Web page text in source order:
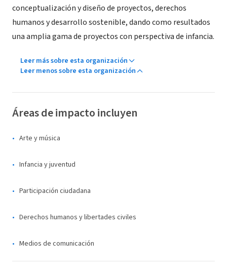
conceptualización y diseño de proyectos, derechos
humanos y desarrollo sostenible, dando como resultados
una amplia gama de proyectos con perspectiva de infancia.
Leer más sobre esta organización
Leer menos sobre esta organización
Áreas de impacto incluyen
Arte y música
Infancia y juventud
Participación ciudadana
Derechos humanos y libertades civiles
Medios de comunicación